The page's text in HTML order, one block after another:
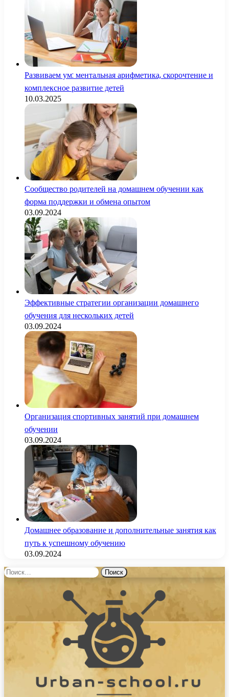
Развиваем ум: ментальная арифметика, скорочтение и
комплексное развитие детей
10.03.2025
Сообщество родителей на домашнем обучении как
форма поддержки и обмена опытом
03.09.2024
Эффективные стратегии организации домашнего
обучения для нескольких детей
03.09.2024
Организация спортивных занятий при домашнем
обучении
03.09.2024
Домашнее образование и дополнительные занятия как
путь к успешному обучению
03.09.2024
Найти: